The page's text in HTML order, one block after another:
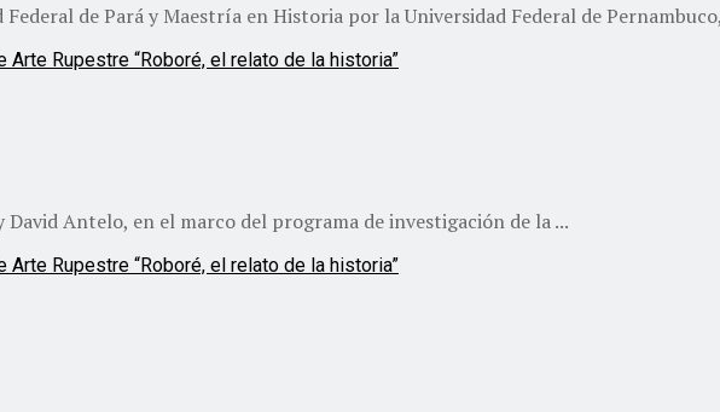
de Pará y Maestría en Historia por la Universidad Federal de
Antelo, en el marco del programa de investigación de la ...